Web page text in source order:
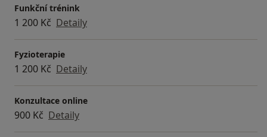
Funkční trénink
1 200 Kč Detaily
Fyzioterapie
1 200 Kč Detaily
Konzultace online
900 Kč Detaily